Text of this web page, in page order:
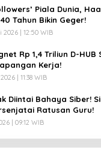
Piala Dunia,
Tahun Bikin Geger!
| 12:50 WIB
Rp 1,4 Triliun D-HUB
Kerja!
| 11:38 WIB
Diintai Bahaya Siber!
Ratusan Guru!
| 09:12 WIB